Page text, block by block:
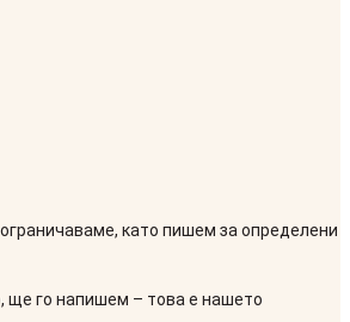
като пишем за определени
ще го напишем – това е нашето